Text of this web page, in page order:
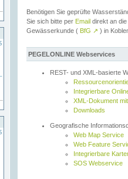
Benötigen Sie geprüfte
Sie sich bitte per Email direkt an die
Gewässerkunde ( BfG ↗ ) in
PEGELONLINE Webservices
REST- und XML-basierte
Integrierbare
XML-Dokument
Downloads
Geografische
Web Map Service
Web Feature
Integrierbare
SOS Webservice